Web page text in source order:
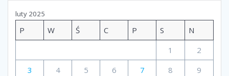
luty 2025
P W Ś C P S
N
1
2
3
4 5 6 7 8
9